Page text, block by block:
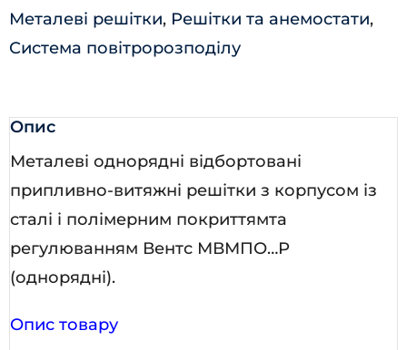
Металеві решітки, Решітки та анемостати,
Система повітророзподілу
Опис
Металеві однорядні відбортовані
припливно-витяжні решітки з корпусом із
сталі і полімерним покриттямта
регулюванням Вентс МВМПО…Р
(однорядні).
Опис товару